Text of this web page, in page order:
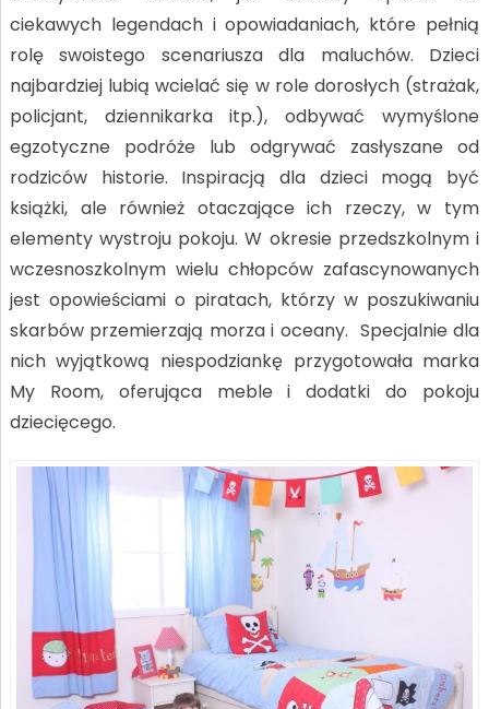
ciekawych legendach i opowiadaniach, które pełnią
rolę swoistego scenariusza dla maluchów. Dzieci
najbardziej lubią wcielać się w role dorosłych (strażak,
policjant, dziennikarka itp.), odbywać wymyślone
egzotyczne podróże lub odgrywać zasłyszane od
rodziców historie. Inspiracją dla dzieci mogą być
książki, ale również otaczające ich rzeczy, w tym
elementy wystroju pokoju. W okresie przedszkolnym i
wczesnoszkolnym wielu chłopców zafascynowanych
jest opowieściami o piratach, którzy w poszukiwaniu
skarbów przemierzają morza i oceany. Specjalnie dla
nich wyjątkową niespodziankę przygotowała marka
My Room, oferująca meble i dodatki do pokoju
dziecięcego.